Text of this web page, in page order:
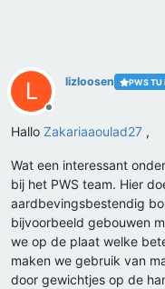
L
Offline
lizloosen PWS TU
Hallo Zakariaaoulad27 ,
Wat een interessant
bij het PWS team. Hier
aardbevingsbestendig
bijvoorbeeld gebouwen
we op de plaat welke
maken we gebruik van
door gewichtjes op de